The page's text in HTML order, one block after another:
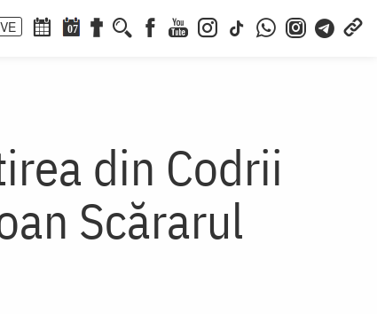
07
din Codrii
Scărarul